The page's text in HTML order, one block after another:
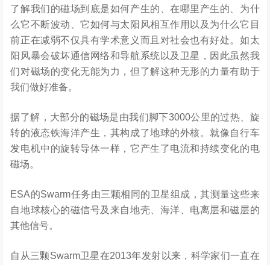
了解我们的磁场到底是如何产生的、在哪里产生的、为什
么它不断波动、它如何与太阳风相互作用以及为什么它目
前正在减弱不仅具有学术意义而且对社会也有好处。如太
阳风暴会破坏通信网络和导航系统以及卫星，因此虽然我
们对磁场的变化无能为力，但了解这种无形的力量有助于
我们做好准备。
据了解，大部分的磁场是由我们脚下3000公里的过热、旋
转的液态铁海洋产生，其构成了地球的外核。就像自行车
发电机中的旋转导体一样，它产生了电流和持续变化的电
磁场。
ESA的Swarm任务由三颗相同的卫星组成，其测量这些来
自地球核心的磁信号及来自地壳、海洋、电离层和磁层的
其他信号。
自从三颗Swarm卫星在2013年发射以来，科学家们一直在